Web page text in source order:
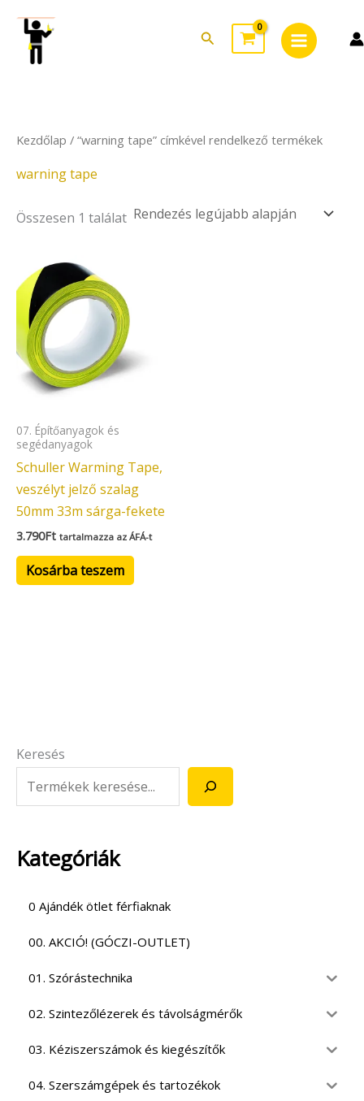
content
Search
Menu
Keresés
Kategóriák
0 Ajándék ötlet férfiaknak
00. AKCIÓ! (GÓCZI-OUTLET)
01. Szórástechnika
02. Szintezőlézerek és távolságmérők
03. Kéziszerszámok és kiegészítők
04. Szerszámgépek és tartozékok
Kezdőlap / “warning tape” címkével rendelkező termékek
warning tape
Összesen 1 találat
07. Építőanyagok és
segédanyagok
Schuller Warming Tape,
veszélyt jelző szalag
50mm 33m sárga-fekete
3.790Ft tartalmazza az ÁFÁ-t
Kosárba teszem